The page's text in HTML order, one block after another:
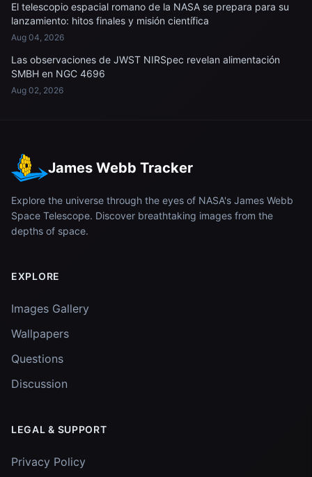
El telescopio espacial romano de la NASA se prepara para su
lanzamiento: hitos finales y misión científica
Aug 04, 2026
Las observaciones de JWST NIRSpec revelan alimentación
SMBH en NGC 4696
Aug 02, 2026
James Webb Tracker
Explore the universe through the eyes of NASA's James Webb
Space Telescope. Discover breathtaking images from the
depths of space.
EXPLORE
Images Gallery
Wallpapers
Questions
Discussion
LEGAL & SUPPORT
Privacy Policy